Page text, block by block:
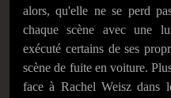
alors, qu'elle ne se perd
chaque scène avec une
exécuté certains de ses
scène de fuite en voiture.
face à Rachel Weisz dans